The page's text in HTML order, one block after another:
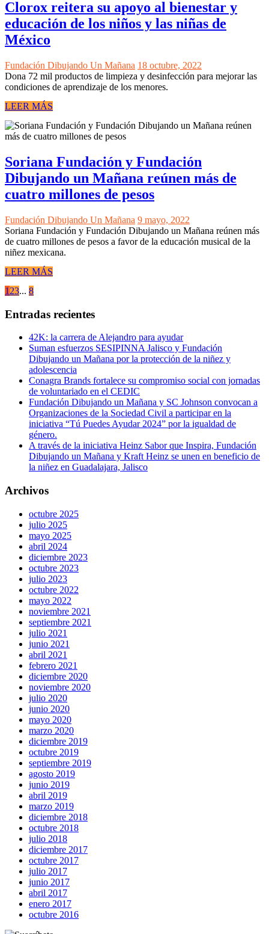
Clorox reitera su apoyo al bienestar y
educación de los niños y las niñas de
México
Fundación Dibujando Un Mañana 18 octubre, 2022
Dona 72 mil productos de limpieza y desinfección para mejorar las
condiciones de aprendizaje de los menores.
LEER MÁS
Soriana Fundación y Fundación
Dibujando un Mañana reúnen más de
cuatro millones de pesos
Fundación Dibujando Un Mañana 9 mayo, 2022
Soriana Fundación y Fundación Dibujando un Mañana reúnen más
de cuatro millones de pesos a favor de la educación musical de la
niñez mexicana.
LEER MÁS
1 23... 8
Entradas recientes
42K: la carrera de Alejandro para ayudar
Suman esfuerzos SESIPINNA Jalisco y Fundación
Dibujando un Mañana por la protección de la niñez y
adolescencia
Conagra Brands fortalece su compromiso social con jornadas
de voluntariado en el CEDIC
Fundación Dibujando un Mañana y SC Johnson convocan a
Organizaciones de la Sociedad Civil a participar en la
iniciativa “Tú Puedes Ayudar 2024” por la igualdad de
género.
A través de la iniciativa Heinz Sabor que Inspira, Fundación
Dibujando un Mañana y Kraft Heinz se unen en beneficio de
la niñez en Guadalajara, Jalisco
Archivos
octubre 2025
julio 2025
mayo 2025
abril 2024
diciembre 2023
octubre 2023
julio 2023
octubre 2022
mayo 2022
noviembre 2021
septiembre 2021
julio 2021
junio 2021
abril 2021
febrero 2021
diciembre 2020
noviembre 2020
julio 2020
junio 2020
mayo 2020
marzo 2020
diciembre 2019
octubre 2019
septiembre 2019
agosto 2019
junio 2019
abril 2019
marzo 2019
diciembre 2018
octubre 2018
julio 2018
diciembre 2017
octubre 2017
julio 2017
junio 2017
abril 2017
enero 2017
octubre 2016